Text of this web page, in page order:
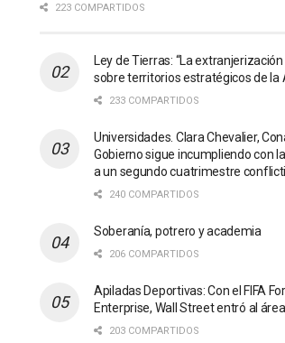
223 COMPARTIDOS
Ley de Tierras: “La
sobre territorios estratégicos de la
233 COMPARTIDOS
Universidades. Clara Chevalier,
Gobierno sigue incumpliendo con
a un segundo cuatrimestre
240 COMPARTIDOS
Soberanía, potrero y academia
206 COMPARTIDOS
Apiladas Deportivas: Con el FIFA
Enterprise, Wall Street entró al área
203 COMPARTIDOS